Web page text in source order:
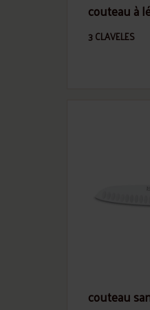
couteau à
3 CLAVELES
couteau